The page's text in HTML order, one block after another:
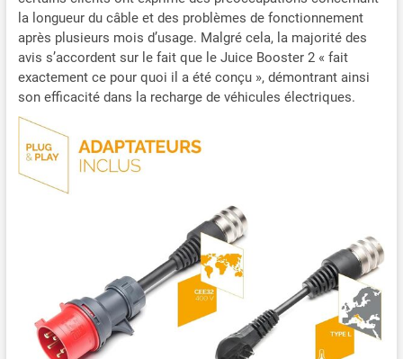
courant alternatif ou
continu, et le système actif
de surveillance de la
température détecte la
chaleur excessive et
interrompt la charge
la longueur du câble et des problèmes de fonctionnement
après plusieurs mois d’usage. Malgré cela, la majorité des
avis s’accordent sur le fait que le Juice Booster 2 « fait
exactement ce pour quoi il a été conçu », démontrant ainsi
son efficacité dans la recharge de véhicules électriques.